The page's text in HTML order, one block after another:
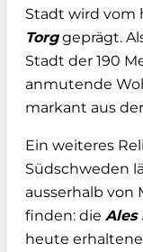
Stadt wird vom
Torggeprägt.
Stadt der 190
anmutende
markant aus
Ein weiteres
Südschweden
ausserhalb von
finden: die Ales
heute